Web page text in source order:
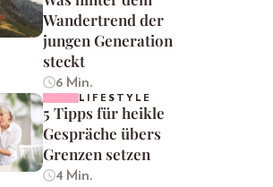
Wandertrend der
jungen Generation
steckt
6 Min.
LIFESTYLE
5 Tipps für heikle
Gespräche übers
Grenzen setzen
4 Min.